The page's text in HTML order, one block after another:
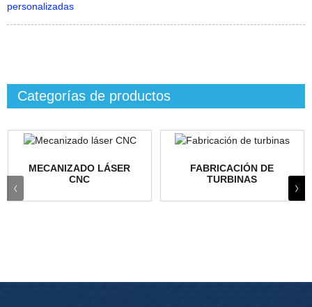
personalizadas
Categorías de productos
MECANIZADO LÁSER
CNC
FABRICACIÓN DE
TURBINAS